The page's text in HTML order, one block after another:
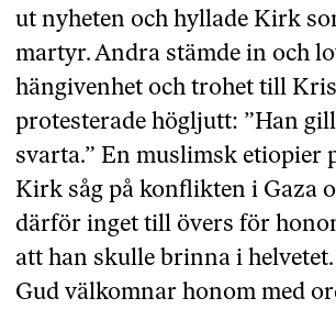
ut nyheten och hyllade Kirk
martyr. Andra stämde in och
hängivenhet och trohet till
protesterade högljutt: ”Han
svarta.” En muslimsk etiopier
Kirk såg på konflikten i Gaza
därför inget till övers för
att han skulle brinna i
Gud välkomnar honom med